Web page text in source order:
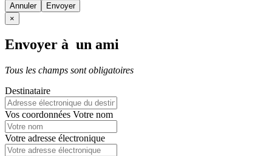
Annuler
×
Envoyer à un ami
Tous les champs sont obligatoires
Destinataire
Vos coordonnées Votre nom
Votre adresse électronique